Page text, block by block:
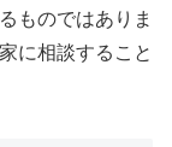
ものではありま
に相談すること